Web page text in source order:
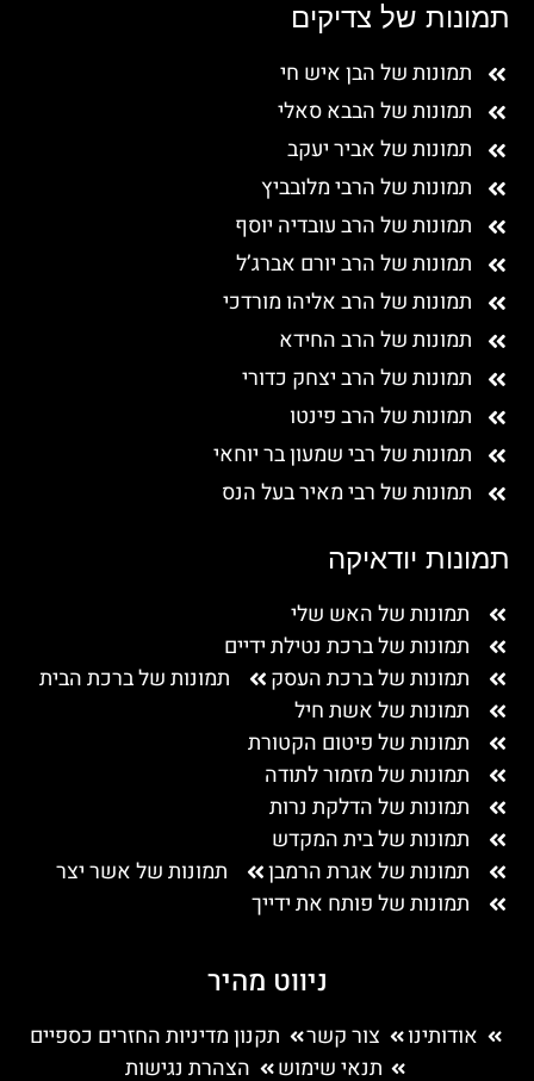
תמונות יודאיקה
תמונות של האש שלי
תמונות של ברכת נטילת ידיים
תמונות של ברכת העסק
תמונות של ברכת הבית
תמונות של אשת חיל
תמונות של פיטום הקטורת
תמונות של מזמור לתודה
תמונות של הדלקת נרות
תמונות של בית המקדש
תמונות של אגרת הרמבן
תמונות של אשר יצר
תמונות של פותח את ידייך
תמונות של צדיקים
תמונות של הבן איש חי
תמונות של הבבא סאלי
תמונות של אביר יעקב
תמונות של הרבי מלובביץ
תמונות של הרב עובדיה יוסף
תמונות של הרב יורם אברג’ל
תמונות של הרב אליהו מורדכי
תמונות של הרב החידא
תמונות של הרב יצחק כדורי
תמונות של הרב פינטו
תמונות של רבי שמעון בר יוחאי
תמונות של רבי מאיר בעל הנס
ניווט מהיר
אודותינו צור קשר
תקנון מדיניות החזרים כספיים
תנאי שימוש
הצהרת נגישות